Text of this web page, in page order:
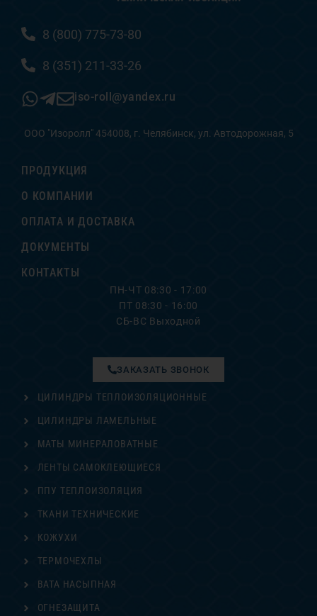
8 (800) 775-73-80
8 (351) 211-33-26
iso-roll@yandex.ru
ООО "Изоролл" 454008, г. Челябинск, ул. Автодорожная, 5
ПРОДУКЦИЯ
О КОМПАНИИ
ОПЛАТА И ДОСТАВКА
ДОКУМЕНТЫ
КОНТАКТЫ
ПН-ЧТ 08:30 - 17:00
ПТ 08:30 - 16:00
СБ-ВС Выходной
ЦИЛИНДРЫ ТЕПЛОИЗОЛЯЦИОННЫЕ
ЦИЛИНДРЫ ЛАМЕЛЬНЫЕ
МАТЫ МИНЕРАЛОВАТНЫЕ
ЛЕНТЫ САМОКЛЕЮЩИЕСЯ
ППУ ТЕПЛОИЗОЛЯЦИЯ
ТКАНИ ТЕХНИЧЕСКИЕ
ЗАКАЗАТЬ ЗВОНОК
КОЖУХИ
ТЕРМОЧЕХЛЫ
ВАТА НАСЫПНАЯ
ОГНЕЗАЩИТА